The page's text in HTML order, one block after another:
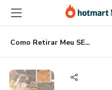
para
conteúdo
principal
para
pagamento
para
rodapé
Como Retirar Meu SELO ARTE - Estado de São Paulo